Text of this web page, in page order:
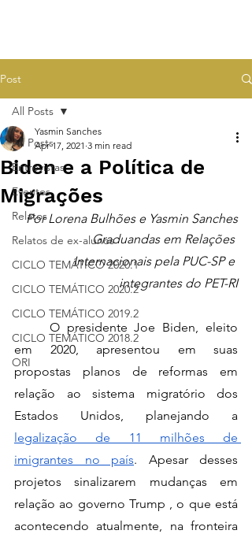
Post
All Posts
Entrevistas
Eventos
Relatos
Relatos de ex-alunos
CICLO TEMÁTICO 2020.1
CICLO TEMÁTICO 2020.2
CICLO TEMÁTICO 2019.2
CICLO TEMÁTICO 2018.2
ORI
All Posts
Biden e a Política de
Migrações
Yasmin Sanches
Apr 17, 2021 3 min read
Por Lorena Bulhões e Yasmin Sanches
Graduandas em Relações
Internacionais pela PUC-SP e
integrantes do PET-RI
em 2020, apresentou em suas
propostas planos de reformas em
relação ao sistema migratório dos
legalização de 11 milhões de
imigrantes no país. Apesar desses
projetos sinalizarem mudanças em
relação ao governo Trump , o que está
acontecendo atualmente, na fronteira